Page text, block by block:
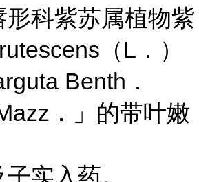
科紫苏属植物紫
（L．）
Benth．
．」的带叶嫩
实入药。